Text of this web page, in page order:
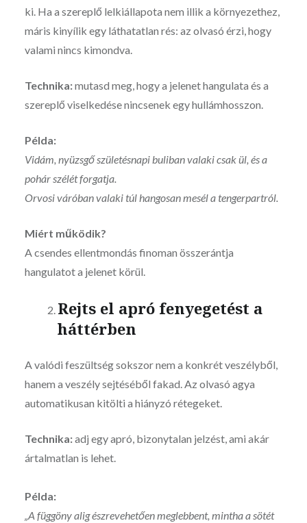
ki. Ha a szereplő lelkiállapota nem illik a környezethez,
máris kinyílik egy láthatatlan rés: az olvasó érzi, hogy
valami nincs kimondva.
Technika:mutasd meg, hogy a jelenet hangulata és a
szereplő viselkedése nincsenek egy hullámhosszon.
Példa:
Vidám, nyüzsgő születésnapi buliban valaki csak ül, és a
pohár szélét forgatja.
Orvosi váróban valaki túl hangosan mesél a tengerpartról.
Miért működik?
A csendes ellentmondás finoman összerántja
hangulatot a jelenet körül.
Rejts el apró fenyegetést a
háttérben
A valódi feszültség sokszor nem a konkrét veszélyből,
hanem a veszély sejtéséből fakad. Az olvasó agya
automatikusan kitölti a hiányzó rétegeket.
Technika:adj egy apró, bizonytalan jelzést, ami akár
ártalmatlan is lehet.
Példa:
„A függöny alig észrevehetően meglebbent, mintha a sötét